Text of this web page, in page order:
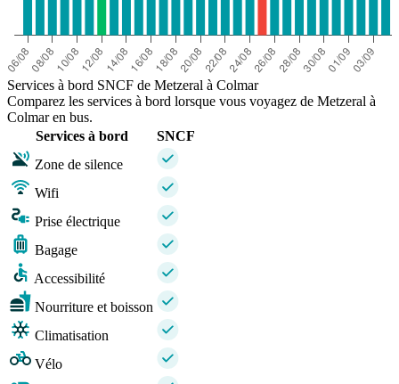
Services à bord SNCF de Metzeral à Colmar
Comparez les services à bord lorsque vous voyagez de Metzeral à
Colmar en bus.
Services à bord
SNCF
Zone de silence
Wifi
Prise électrique
Bagage
Accessibilité
Nourriture et boisson
Climatisation
Vélo